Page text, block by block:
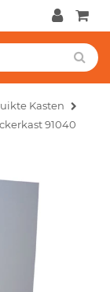
Kasten
91040